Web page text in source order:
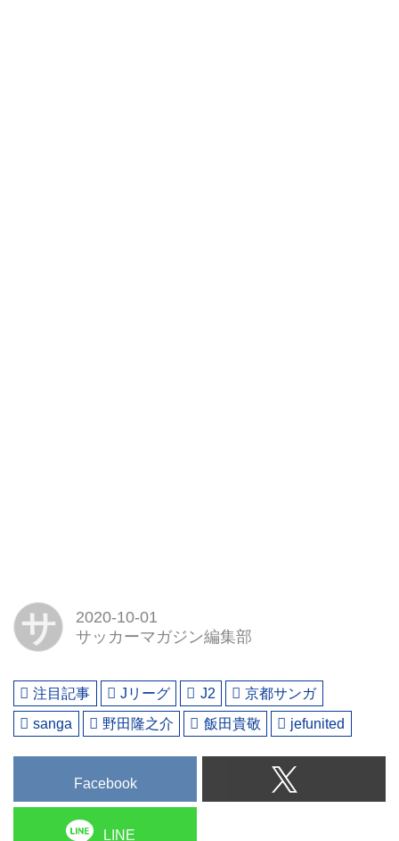
サ
2020-10-01
サッカーマガジン編集部
注目記事 Jリーグ J2
京都サンガ
sanga
野田隆之介 飯田貴敬 jefunited
Facebook
LINE